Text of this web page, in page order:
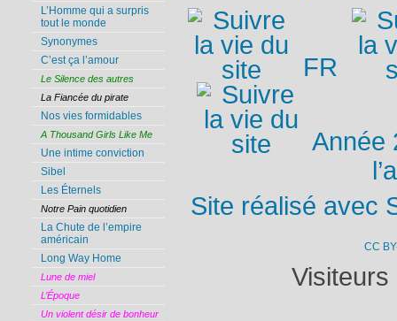
L’Homme qui a surpris
tout le monde
Synonymes
C’est ça l’amour
Le Silence des autres
La Fiancée du pirate
Nos vies formidables
A Thousand Girls Like Me
Une intime conviction
Sibel
Les Éternels
Notre Pain quotidien
La Chute de l’empire
américain
Long Way Home
Lune de miel
L’Époque
Un violent désir de bonheur
FR
Année
Site réalisé avec
CC